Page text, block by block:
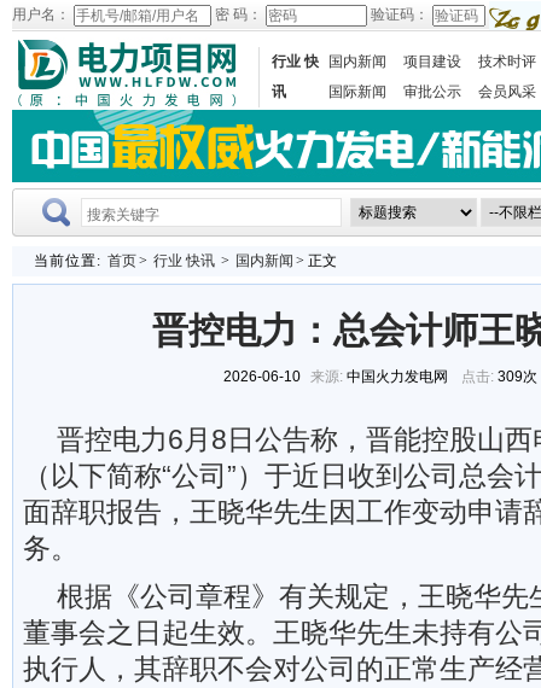
用户名： 密 码： 验证码：
行业 快
讯
国内新闻 项目建设
技术时评
国际新闻
审批公示 会员风采
当前位置: 首页> 行业 快讯 > 国内新闻 > 正文
晋控电力：总会计师王
2026-06-10 来源: 中国火力发电网 点击: 309次
晋控电力6月8日公告称，晋能控股山
（以下简称“公司”）于近日收到公司总会
面辞职报告，王晓华先生因工作变动申请
务。
根据《公司章程》有关规定，王晓华先
董事会之日起生效。王晓华先生未持有公
执行人，其辞职不会对公司的正常生产经